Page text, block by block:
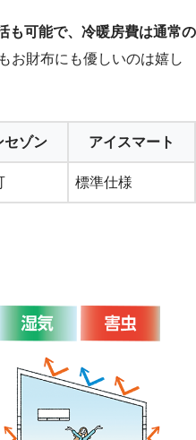
も可能で、冷暖房費は通常の
お財布にも優しいのは嬉し
セゾン アイスマート
標準仕様